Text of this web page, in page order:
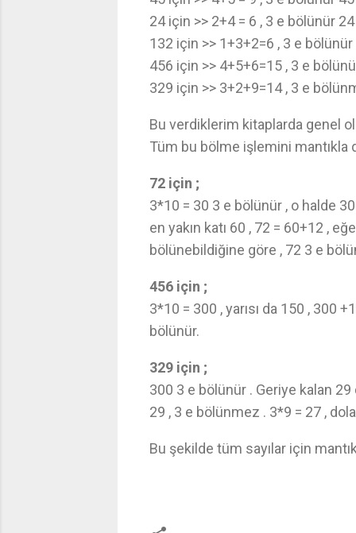
24 için >> 2+4 = 6 , 3 e bölünür
132 için >> 1+3+2=6 , 3 e
456 için >> 4+5+6=15 , 3 e
329 için >> 3+2+9=14 , 3 e
Bu verdiklerim kitaplarda genel
Tüm bu bölme işlemini mantıkla
72 için ;
3*10 = 30 3 e bölünür , o halde
en yakın katı 60 , 72 = 60+12 ,
bölünebildiğine göre , 72 3 e
456 için ;
3*10 = 300 , yarısı da 150 , 300
bölünür.
329 için ;
300 3 e bölünür . Geriye kalan
29 , 3 e bölünmez . 3*9 = 27 ,
Bu şekilde tüm sayılar için